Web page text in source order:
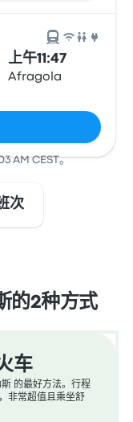
上午11:47
Afragola
AM CEST。
次
的2种方式
车
的最好方法。行程
非常超值且乘坐舒